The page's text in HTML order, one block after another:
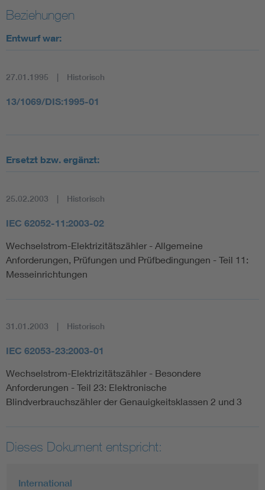
Beziehungen
Entwurf war:
27.01.1995 Historisch
13/1069/DIS:1995-01
Ersetzt bzw. ergänzt:
25.02.2003 Historisch
IEC 62052-11:2003-02
Wechselstrom-Elektrizitätszähler - Allgemeine
Anforderungen, Prüfungen und Prüfbedingungen - Teil 11:
Messeinrichtungen
31.01.2003 Historisch
IEC 62053-23:2003-01
Wechselstrom-Elektrizitätszähler - Besondere
Anforderungen - Teil 23: Elektronische
Blindverbrauchszähler der Genauigkeitsklassen 2 und 3
Dieses Dokument entspricht:
International